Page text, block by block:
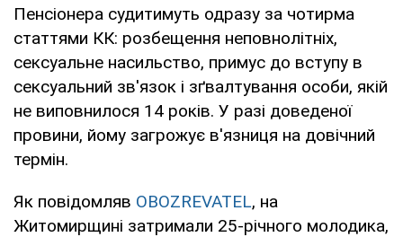
Пенсіонера судитимуть одразу за чотирма
статтями КК: розбещення неповнолітніх,
сексуальне насильство, примус до вступу в
сексуальний зв'язок і зґвалтування особи, якій
не виповнилося 14 років. У разі доведеної
провини, йому загрожує в'язниця на довічний
термін.
Як повідомляв OBOZREVATEL, на
Житомирщині затримали 25-річного молодика,